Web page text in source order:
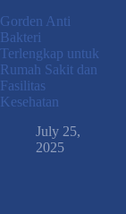
Gorden Anti
Bakteri
Terlengkap untuk
Rumah Sakit dan
Fasilitas
Kesehatan
July 25,
2025